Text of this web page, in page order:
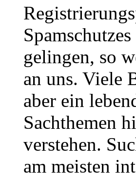
gelingen, so
an uns. Viele
aber ein
Sachthemen
verstehen.
am meisten